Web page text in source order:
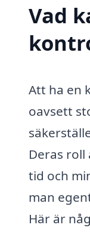
Vad
Att ha en
oavsett
Deras
tid och
man
Här är